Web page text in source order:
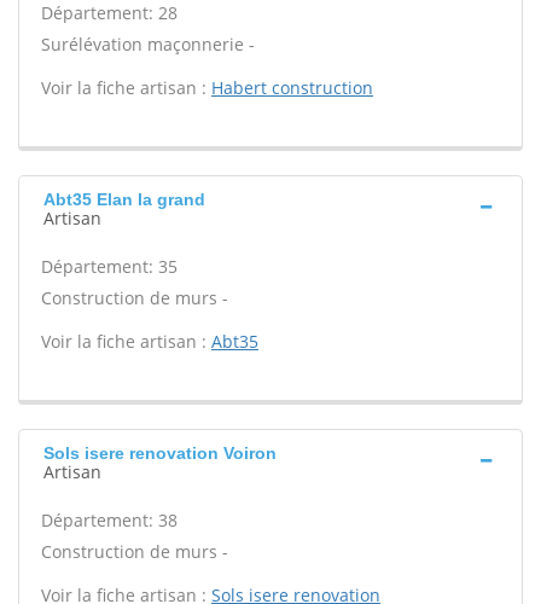
Département: 28
Surélévation maçonnerie -
Voir la fiche artisan : Habert construction
Abt35 Elan la grand
Artisan
Département: 35
Construction de murs -
Voir la fiche artisan : Abt35
Sols isere renovation Voiron
Artisan
Département: 38
Construction de murs -
Voir la fiche artisan : Sols isere renovation